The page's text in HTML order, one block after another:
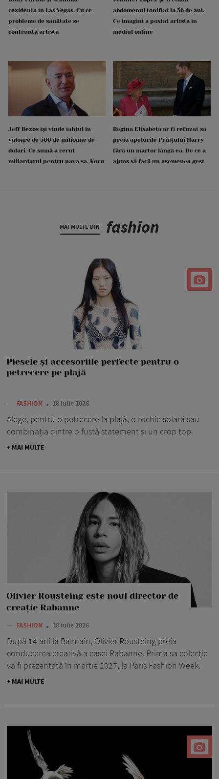
rezidența în Las Vegas. Cu ce
probleme de sănătate se
confruntă artista
abdomenul tonifiat la 56 de ani.
Ce imagini a postat artista în
mediul online
Jeff Bezos își vinde iahtul în
valoare de 500 de milioane de
dolari. Ce sumă a cerut
miliardarul pentru nava sa, Koru
Regina Elisabeta ar fi refuzat să
preia apelurile Prințului Harry
fără un martor lângă ea. De ce a
ajuns să facă un asemenea gest
MAI MULTE DIN fashion
Piesele și accesoriile perfecte pentru o
petrecere pe plajă
— FASHION 18 iulie 2026
Alege, pentru o petrecere la plajă, o rochie solară sau
combinația dintre o fustă statement și un crop top.
+ MAI MULTE
Olivier Rousteing este noul director de
creație Rabanne
— FASHION 18 iulie 2026
După 14 ani la Balmain, Olivier Rousteing preia
conducerea creativă a casei Rabanne. Prima sa colecție
va fi prezentată în martie 2027, la Paris Fashion Week.
+ MAI MULTE